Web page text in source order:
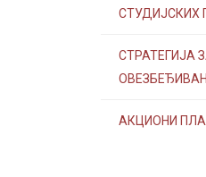
СТУДИЈСКИХ
СТРАТЕГИЈА
АКЦИОНИ